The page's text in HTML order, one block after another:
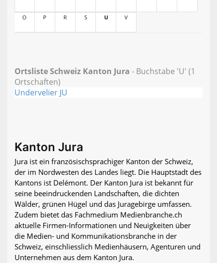
O P R S U V
Ortsliste Schweiz Kanton Jura - Buchstabe 'U' (1
Ortschaften)
Undervelier JU
Kanton Jura
Jura ist ein französischsprachiger Kanton der Schweiz,
der im Nordwesten des Landes liegt. Die Hauptstadt des
Kantons ist Delémont. Der Kanton Jura ist bekannt für
seine beeindruckenden Landschaften, die dichten
Wälder, grünen Hügel und das Juragebirge umfassen.
Zudem bietet das Fachmedium Medienbranche.ch
aktuelle Firmen-Informationen und Neuigkeiten über
die Medien- und Kommunikationsbranche in der
Schweiz, einschliesslich Medienhäusern, Agenturen und
Unternehmen aus dem Kanton Jura.